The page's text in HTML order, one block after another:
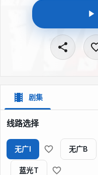
剧集
线路选择
无广I 无广B
蓝光T